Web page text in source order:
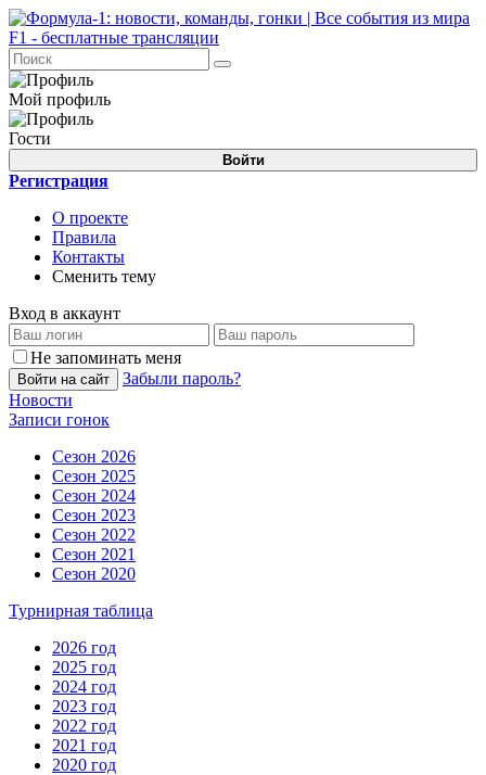
Мой профиль
Гости
Войти
Регистрация
О проекте
Правила
Контакты
Сменить тему
Вход в аккаунт
Не запоминать меня
Войти на сайт
Забыли пароль?
Новости
Записи гонок
Сезон 2026
Сезон 2025
Сезон 2024
Сезон 2023
Сезон 2022
Сезон 2021
Сезон 2020
Турнирная таблица
2026 год
2025 год
2024 год
2023 год
2022 год
2021 год
2020 год